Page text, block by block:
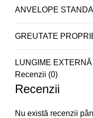
ANVELOPE
GREUTATE
LUNGIME
Recenzii (0)
Recenzii
Nu există recenzii